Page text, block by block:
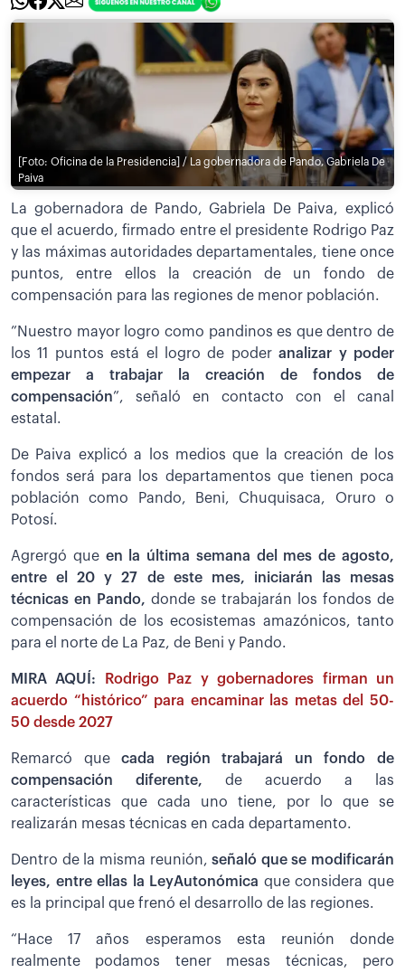
[Foto: Oficina de la Presidencia] / La gobernadora de Pando, Gabriela De
Paiva
La gobernadora de Pando, Gabriela De Paiva, explicó
que el acuerdo, firmado entre el presidente Rodrigo Paz
y las máximas autoridades departamentales, tiene once
puntos, entre ellos la creación de un fondo de
compensación para las regiones de menor población.
”Nuestro mayor logro como pandinos es que dentro de
los 11 puntos está el logro de poderanalizar y poder
empezar a trabajar la creación de fondos de
compensación”, señaló en contacto con el canal
estatal.
De Paiva explicó a los medios que la creación de los
fondos será para los departamentos que tienen poca
población como Pando, Beni, Chuquisaca, Oruro o
Potosí.
Agrergó queen la última semana del mes de agosto,
entre el 20 y 27 de este mes, iniciarán las mesas
técnicas en Pando, donde se trabajarán los fondos de
compensación de los ecosistemas amazónicos, tanto
para el norte de La Paz, de Beni y Pando.
MIRA AQUÍ:
Rodrigo Paz y gobernadores firman un
acuerdo “histórico” para encaminar las metas del 50-
50 desde 2027
Remarcó quecada región trabajará un fondo de
compensación diferente, de acuerdo a las
características que cada uno tiene, por lo que se
realizarán mesas técnicas en cada departamento.
Dentro de la misma reunión, señaló que se modificarán
leyes, entre ellas la LeyAutonómica que considera que
es la principal que frenó el desarrollo de las regiones.
“Hace 17 años esperamos esta reunión donde
realmente podamos tener mesas técnicas, pero